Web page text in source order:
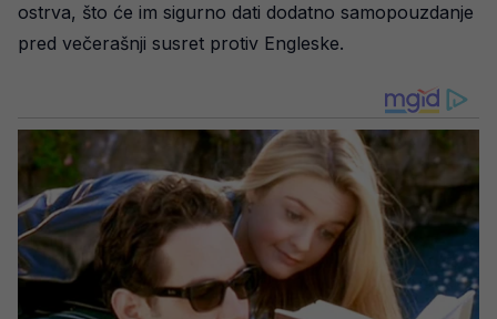
ostrva, što će im sigurno dati dodatno samopouzdanje
pred večerašnji susret protiv Engleske.